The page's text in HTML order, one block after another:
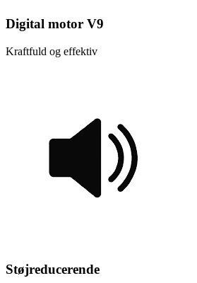
Digital motor V9
Kraftfuld og effektiv
Støjreducerende